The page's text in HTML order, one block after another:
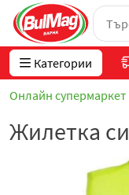
Категории
Онлайн супермаркет
Жилетка